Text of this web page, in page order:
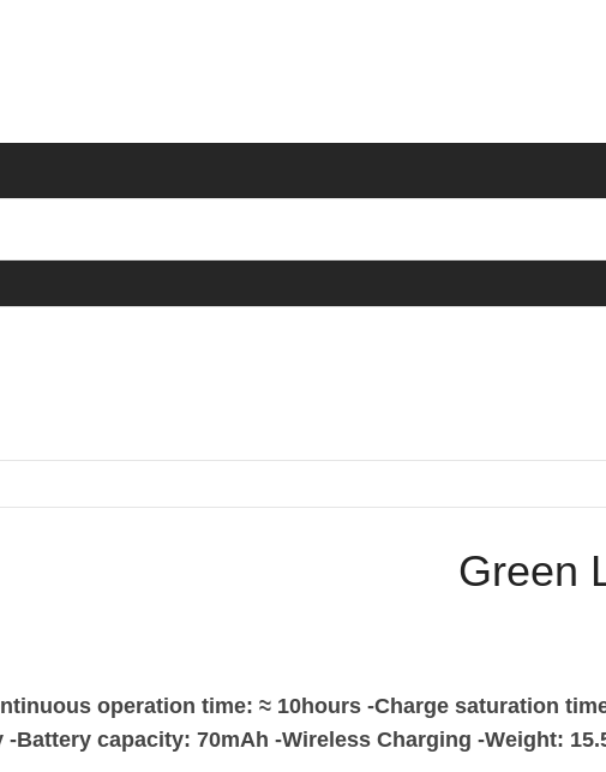
Green
operation time: ≈ 10hours -Charge saturation
Battery capacity: 70mAh -Wireless Charging -Weight: